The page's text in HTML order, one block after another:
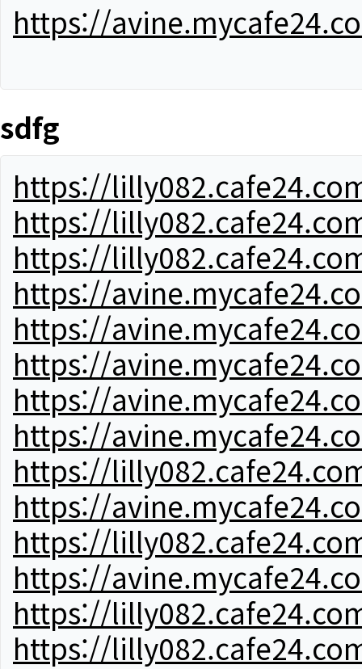
https://
sdfg
https://
https://
https://
https://
https://
https://
https://
https://
https://
https://
https://
https://
https://
https://